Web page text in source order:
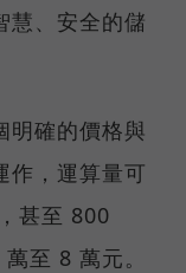
慧、安全的儲
明確的價格與
作，運算量可
甚至 800
至 8 萬元。